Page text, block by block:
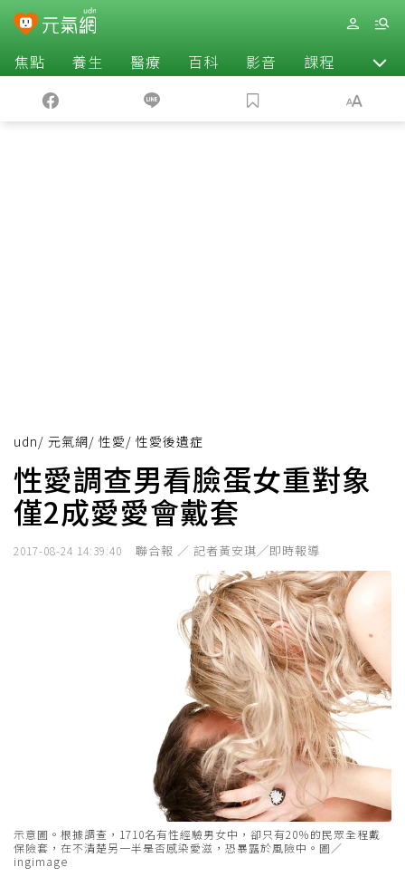
焦點 養生 醫療 百科 影音 課程 退休
udn/ 元氣網/ 性愛/ 性愛後遺症
性愛調查男看臉蛋女重對象
僅2成愛愛會戴套
2017-08-24 14:39:40 聯合報 ／ 記者黃安琪╱即時報導
示意圖。根據調查，1710名有性經驗男女中，卻只有20％的民眾全程戴
保險套，在不清楚另一半是否感染愛滋，恐暴露於風險中。圖／
ingimage